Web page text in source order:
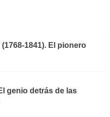
1841). El pionero
genio detrás de las